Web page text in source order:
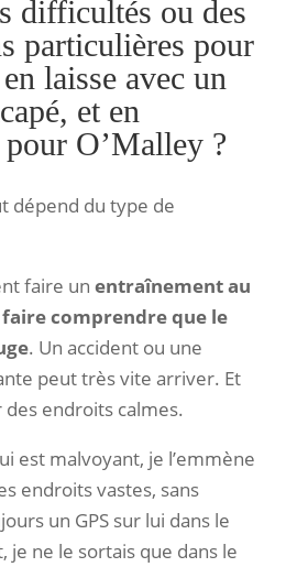
difficultés ou des
particulières pour
laisse avec un
et en
O’Malley ?
dépend du type de
faire un entraînement au
comprendre que le
. Un accident ou une
peut très vite arriver. Et
endroits calmes.
est malvoyant, je l’emmène
endroits vastes, sans
un GPS sur lui dans le
je ne le sortais que dans le